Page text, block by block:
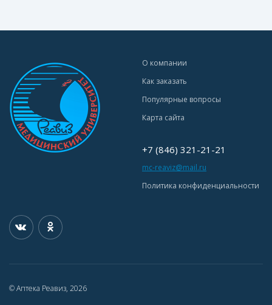
О компании
Как заказать
Популярные вопросы
Карта сайта
+7 (846) 321-21-21
mc-reaviz@mail.ru
Политика конфиденциальности
© Аптека Реавиз, 2026